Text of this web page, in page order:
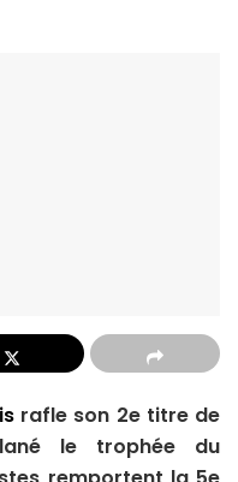
rafle son 2e titre de
le trophée du